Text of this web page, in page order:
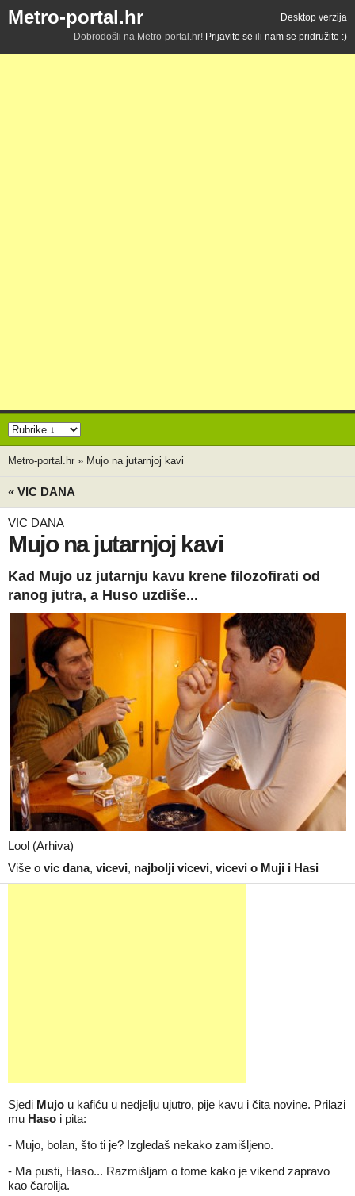
Metro-portal.hr
Desktop verzija
Dobrodošli na Metro-portal.hr! Prijavite se ili nam se pridružite :)
Metro-portal.hr » Mujo na jutarnjoj kavi
« VIC DANA
VIC DANA
Mujo na jutarnjoj kavi
Kad Mujo uz jutarnju kavu krene filozofirati od
ranog jutra, a Huso uzdiše...
Lool (Arhiva)
Više o vic dana, vicevi, najbolji vicevi, vicevi o Muji i Hasi
Sjedi Mujo u kafiću u nedjelju ujutro, pije kavu i čita novine. Prilazi
mu Haso i pita:
- Mujo, bolan, što ti je? Izgledaš nekako zamišljeno.
- Ma pusti, Haso... Razmišljam o tome kako je vikend zapravo
kao čarolija.